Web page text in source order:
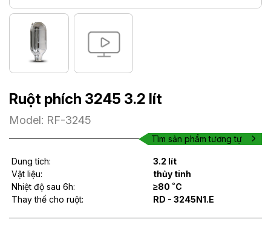
Ruột phích 3245 3.2 lít
Model: RF-3245
Tìm sản phẩm tương tự
Dung tích:
3.2 lít
Vật liệu:
thủy tinh
Nhiệt độ sau 6h:
≥80 ˚C
Thay thế cho ruột:
RD - 3245N1.E